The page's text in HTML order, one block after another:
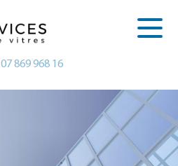
07 869 968 16